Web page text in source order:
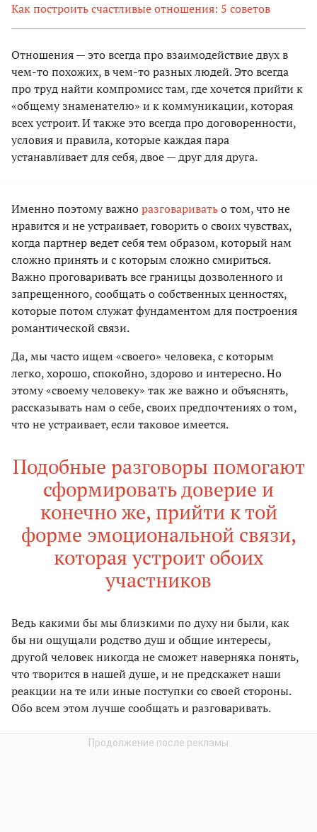
Как построить счастливые отношения: 5 советов
Отношения — это всегда про взаимодействие двух в
чем-то похожих, в чем-то разных людей. Это всегда
про труд найти компромисс там, где хочется прийти к
«общему знаменателю» и к коммуникации, которая
всех устроит. И также это всегда про договоренности,
условия и правила, которые каждая пара
устанавливает для себя, двое — друг для друга.
Именно поэтому важноразговариватьо том, что не
нравится и не устраивает, говорить о своих чувствах,
когда партнер ведет себя тем образом, который нам
сложно принять и с которым сложно смириться.
Важно проговаривать все границы дозволенного и
запрещенного, сообщать о собственных ценностях,
которые потом служат фундаментом для построения
романтической связи.
Да, мы часто ищем «своего» человека, с которым
легко, хорошо, спокойно, здорово и интересно. Но
этому «своему человеку» так же важно и объяснять,
рассказывать нам о себе, своих предпочтениях о том,
что не устраивает, если таковое имеется.
Подобные разговоры помогают
сформировать доверие и
конечно же, прийти к той
форме эмоциональной связи,
которая устроит обоих
участников
Ведь какими бы мы близкими по духу ни были, как
бы ни ощущали родство душ и общие интересы,
другой человек никогда не сможет наверняка понять,
что творится в нашей душе, и не предскажет наши
реакции на те или иные поступки со своей стороны.
Обо всем этом лучше сообщать и разговаривать.